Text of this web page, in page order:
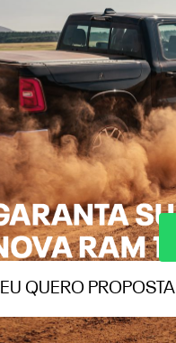
EU QUERO PROPOSTA